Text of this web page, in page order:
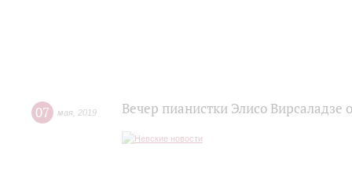
07 мая 2019 Вечер пианистки Элисо